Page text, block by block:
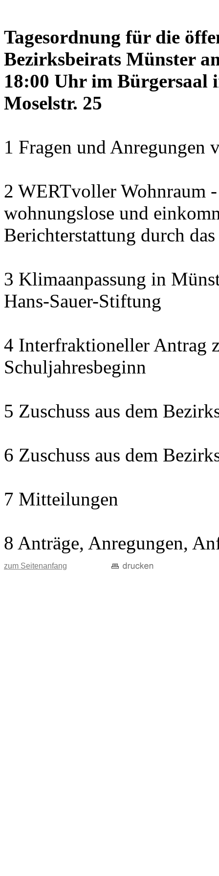
Tagesordnung für die
Bezirksbeirats Münster
18:00 Uhr im
Moselstr. 25
1 Fragen und Anregungen
2 WERTvoller Wohnraum
wohnungslose und
Berichterstattung durch
3 Klimaanpassung in
Hans-Sauer-Stiftung
4 Interfraktioneller Antrag
Schuljahresbeginn
5 Zuschuss aus dem
6 Zuschuss aus dem
7 Mitteilungen
8 Anträge, Anregungen,
zum Seitenanfang